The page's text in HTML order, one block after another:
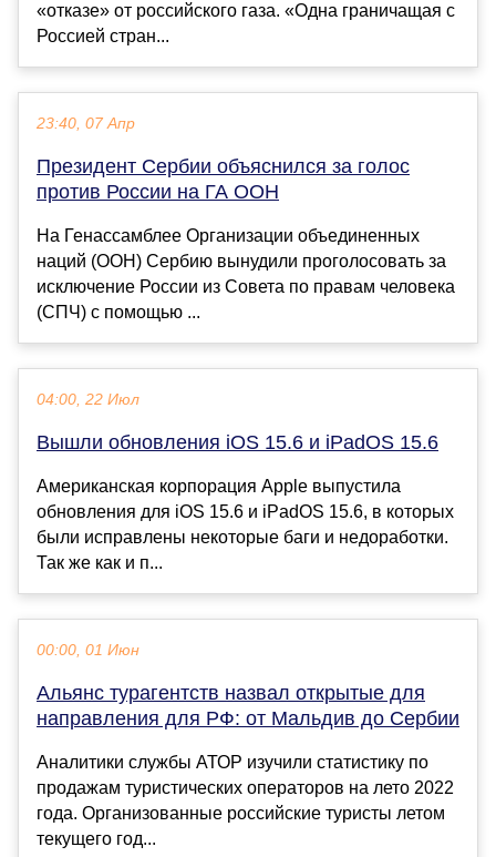
«отказе» от российского газа. «Одна граничащая с
Россией стран...
23:40, 07 Апр
Президент Сербии объяснился за голос
против России на ГА ООН
На Генассамблее Организации объединенных
наций (ООН) Сербию вынудили проголосовать за
исключение России из Совета по правам человека
(СПЧ) с помощью ...
04:00, 22 Июл
Вышли обновления iOS 15.6 и iPadOS 15.6
Американская корпорация Apple выпустила
обновления для iOS 15.6 и iPadOS 15.6, в которых
были исправлены некоторые баги и недоработки.
Так же как и п...
00:00, 01 Июн
Альянс турагентств назвал открытые для
направления для РФ: от Мальдив до Сербии
Аналитики службы АТОР изучили статистику по
продажам туристических операторов на лето 2022
года. Организованные российские туристы летом
текущего год...